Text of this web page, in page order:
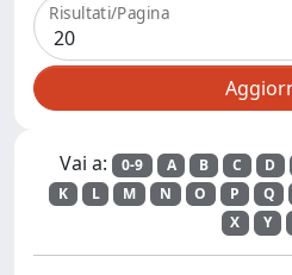
Risultati/Pagina
Vai a: 0-9 A B C D
K
L M N O P Q
X
Y